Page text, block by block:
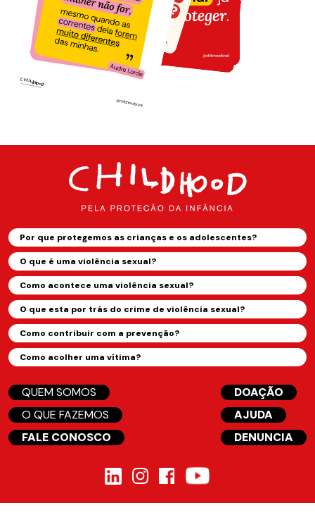
Por que protegemos as crianças e os adolescentes?
O que é uma violência sexual?
Como acontece uma violência sexual?
O que esta por trás do crime de violência sexual?
Como contribuir com a prevenção?
Como acolher uma vítima?
QUEM SOMOS
O QUE FAZEMOS
FALE CONOSCO
DOAÇÃO
AJUDA
DENUNCIA